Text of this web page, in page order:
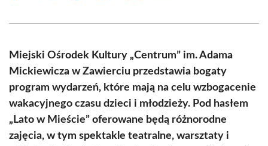
(Twitter)
Miejski Ośrodek Kultury „Centrum” im. Adama
Mickiewicza w Zawierciu przedstawia bogaty
program wydarzeń, które mają na celu wzbogacenie
wakacyjnego czasu dzieci i młodzieży. Pod hasłem
„Lato w Mieście” oferowane będą różnorodne
zajęcia, w tym spektakle teatralne, warsztaty i